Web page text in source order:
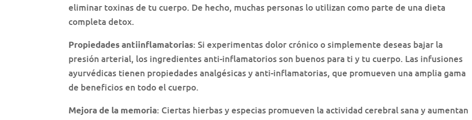
eliminar toxinas de tu cuerpo. De hecho, muchas personas lo utilizan como parte de una dieta
completa detox.
Propiedades antiinflamatorias: Si experimentas dolor crónico o simplemente deseas bajar la
presión arterial, los ingredientes anti-inflamatorios son buenos para ti y tu cuerpo. Las infusiones
ayurvédicas tienen propiedades analgésicas y anti-inflamatorias, que promueven una amplia gama
de beneficios en todo el cuerpo.
Mejora de la memoria: Ciertas hierbas y especias promueven la actividad cerebral sana y aumentan